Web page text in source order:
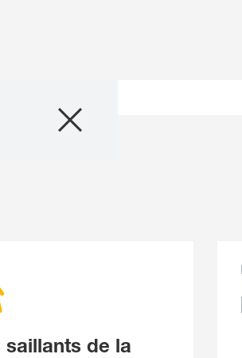
Qui sommes-
saillants de la